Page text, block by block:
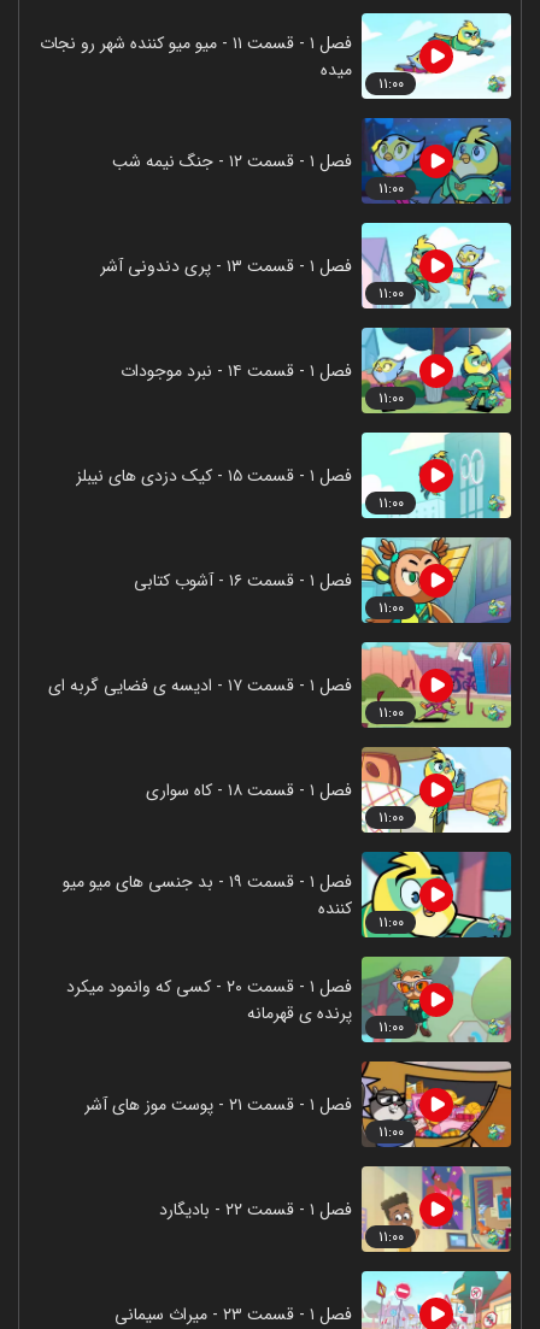
۱۱:۰۰
فصل ۱ - قسمت ۱۱ - میو میو کننده شهر رو نجات
میده
۱۱:۰۰
فصل ۱ - قسمت ۱۲ - جنگ نیمه شب
۱۱:۰۰
فصل ۱ - قسمت ۱۳ - پری دندونی آشر
۱۱:۰۰
فصل ۱ - قسمت ۱۴ - نبرد موجودات
۱۱:۰۰
فصل ۱ - قسمت ۱۵ - کیک دزدی های نیبلز
۱۱:۰۰
فصل ۱ - قسمت ۱۶ - آشوب کتابی
۱۱:۰۰
فصل ۱ - قسمت ۱۷ - ادیسه ی فضایی گربه ای
۱۱:۰۰
فصل ۱ - قسمت ۱۸ - کاه سواری
۱۱:۰۰
فصل ۱ - قسمت ۱۹ - بد جنسی های میو میو
کننده
۱۱:۰۰
فصل ۱ - قسمت ۲۰ - کسی که وانمود میکرد
پرنده ی قهرمانه
۱۱:۰۰
فصل ۱ - قسمت ۲۱ - پوست موز های آشر
۱۱:۰۰
فصل ۱ - قسمت ۲۲ - بادیگارد
فصل ۱ - قسمت ۲۳ - میراث سیمانی